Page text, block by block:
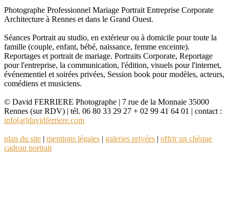
Photographe Professionnel Mariage Portrait Entreprise Corporate
Architecture à Rennes et dans le Grand Ouest.
Séances Portrait au studio, en extérieur ou à domicile pour toute la
famille (couple, enfant, bébé, naissance, femme enceinte).
Reportages et portrait de mariage. Portraits Corporate, Reportage
pour l'entreprise, la communication, l'édition, visuels pour l'internet,
événementiel et soirées privées, Session book pour modèles, acteurs,
comédiens et musiciens.
© David FERRIERE Photographe | 7 rue de la Monnaie 35000
Rennes (sur RDV) | tél. 06 80 33 29 27 + 02 99 41 64 01 | contact :
info[at]davidferriere.com
plan du site | mentions légales | galeries privées | offrir un chèque
cadeau portrait